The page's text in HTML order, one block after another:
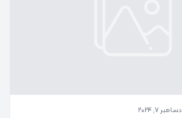
دسامبر 7, 2024